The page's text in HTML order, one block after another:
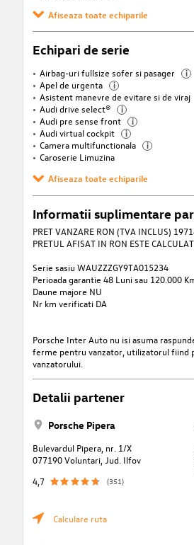
Afiseaza toate echiparile
Echipari de serie
Airbag-uri fullsize sofer si pasager i
Apel de urgenta i
Asistent manevre de evitare si de viraj
Audi drive select® i
Audi pre sense front
i
Audi virtual cockpit i
Camera multifunctionala
i
Caroserie Limuzina
Afiseaza toate echiparile
Informatii suplimentare
PRET VANZARE RON (TVA INCLUS)
PRETUL AFISAT IN RON ESTE
Serie sasiu WAUZZZGY9TA015234
Perioada garantie 48 Luni sau 120.000
Daune majore NU
Nr km verificati DA
Porsche Inter Auto nu isi asuma
ferme pentru vanzator, utilizatorul fiind
vanzatorului.
Detalii partener
Porsche Pipera
Bulevardul Pipera, nr. 1/X
077190 Voluntari, Jud. Ilfov
4,7
(351)
Calculare ruta